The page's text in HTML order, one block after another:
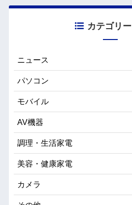
カテゴリー
ニュース
パソコン
モバイル
AV機器
調理・生活家電
美容・健康家電
カメラ